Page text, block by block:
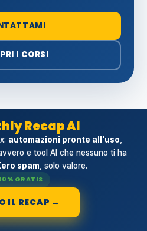
I CORSI
Recap AI
automazioni pronte all'uso
e tool AI che nessuno ti ha
spam , solo valore.
GRATIS
IL RECAP →